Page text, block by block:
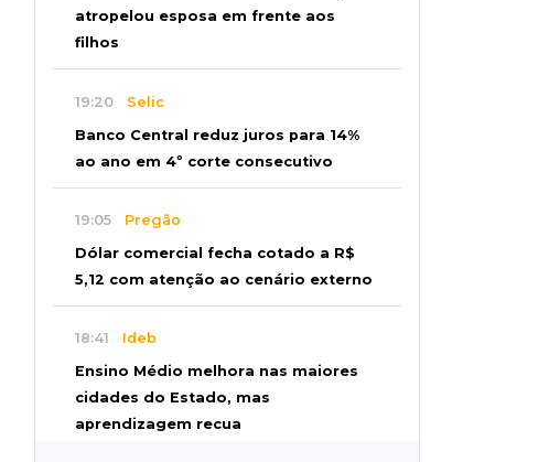
atropelou esposa em frente aos
filhos
19:20 Selic
Banco Central reduz juros para 14%
ao ano em 4º corte consecutivo
19:05 Pregão
Dólar comercial fecha cotado a R$
5,12 com atenção ao cenário externo
18:41 Ideb
Ensino Médio melhora nas maiores
cidades do Estado, mas
aprendizagem recua